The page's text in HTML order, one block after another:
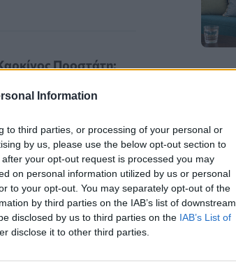
Information
to third parties, or processing of your personal or
by us, please use the below opt-out section to
your opt-out request is processed you may
on personal information utilized by us or personal
to your opt-out. You may separately opt-out of the
by third parties on the IAB’s list of downstream
disclosed by us to third parties on the IAB’s List of
disclose it to other third parties.
Προστάτη:
Εστιακή
αν